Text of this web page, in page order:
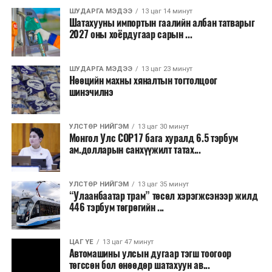
секундэд 4-9 метр. 25-27 хэм дулаан
байна.
2026 оны наймдугаар сарын 07-ноос
2026 оны наймдугаар сарын 11-нийг хүртэлх
цаг агаарын урьдчилсан төлөв
Наймдугаар сарын 7-нд баруун болон төвийн
аймгуудын нутгийн хойд хэсгээр, 8-нд баруун
аймгуудын нутгийн хойд хэсэг, төвийн
аймгуудын нутгийн зарим газраар, 9-нд баруун
аймгуудын нутгийн зүүн, говийн аймгуудын
нутгийн хойд, зүүн аймгуудын нутгийн баруун
хэсэг, төвийн аймгуудын ихэнх нутгаар, 10-нд
төв, зүүн, говийн аймгуудын ихэнх нутгаар
бороо, дуу цахилгаантай аадар бороо орно. Салхи
ихэнх хугацаанд секундэд 5-10 метр, 9-нд
Алтайн салбар уулс, Арц-Богдын өвөр
ШУДАРГА МЭДЭЭ 13 цаг 14 минут
Шатахууны импортын гаалийн албан татварыг
2027 оны хоёрдугаар сарын ...
ШУДАРГА МЭДЭЭ 13 цаг 23 минут
Нөөцийн махны хяналтын тогтолцоог
шинэчилнэ
УЛСТӨР НИЙГЭМ 13 цаг 30 минут
Монгол Улс COP17 бага хуралд 6.5 тэрбум
ам.долларын санхүүжилт татах...
УЛСТӨР НИЙГЭМ 13 цаг 35 минут
“Улаанбаатар трам” төсөл хэрэгжсэнээр жилд
446 тэрбум төгрөгийн ...
ЦАГ ҮЕ 13 цаг 47 минут
Автомашины улсын дугаар тэгш тоогоор
төгссөн бол өнөөдөр шатахуун ав...